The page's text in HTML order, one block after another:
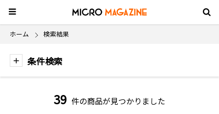
ホーム 検索結果
条件検索
39 件の商品が見つかりました